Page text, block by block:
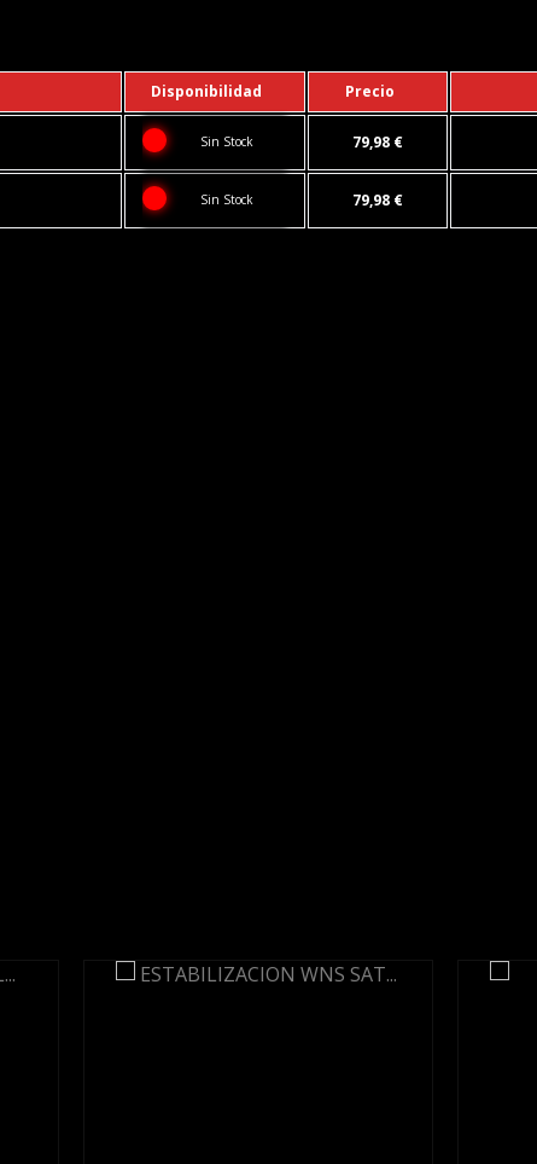
Disponibilidad Precio
Sin Stock 79,98 €
Sin Stock 79,98 €